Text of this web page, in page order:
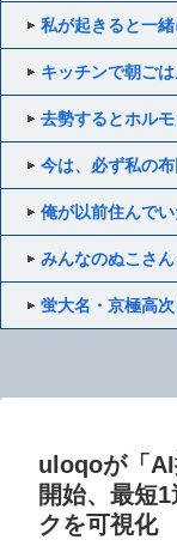
私が起きると一
キッチンで朝ご
去勢するとホル
今は、必ず私の
俺が以前住んで
みんなのぬこさ
蛍大名・京極高次
uloqoが「
開始、最短
クを可視化